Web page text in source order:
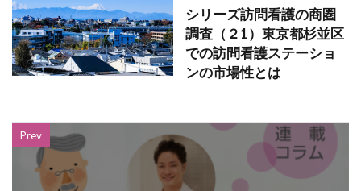
シリーズ訪問看護の商圏
調査（２1）東京都杉並区
での訪問看護ステーショ
ンの市場性とは
Prev